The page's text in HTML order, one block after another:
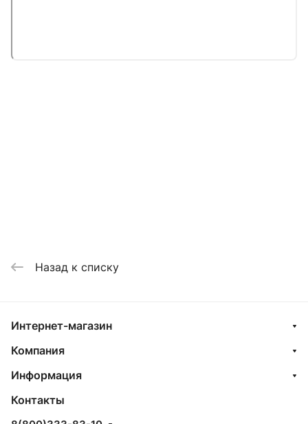
Назад к списку
Интернет-магазин
Компания
Информация
Контакты